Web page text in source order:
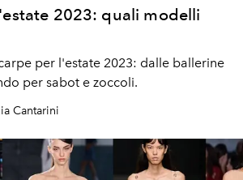
2023: quali modelli
per l'estate 2023: dalle ballerine
per sabot e zoccoli.
Cantarini